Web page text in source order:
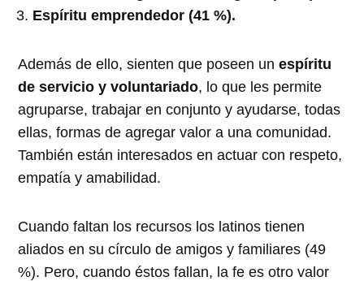
Espíritu emprendedor (41 %).
Además de ello, sienten que poseen un espíritu
de servicio y voluntariado, lo que les permite
agruparse, trabajar en conjunto y ayudarse, todas
ellas, formas de agregar valor a una comunidad.
También están interesados en actuar con respeto,
empatía y amabilidad.
Cuando faltan los recursos los latinos tienen
aliados en su círculo de amigos y familiares (49
%). Pero, cuando éstos fallan, la fe es otro valor